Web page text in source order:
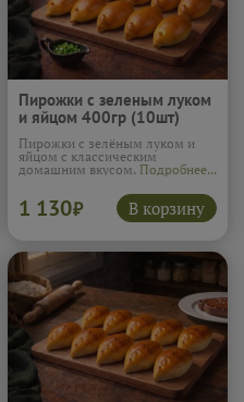
Пирожки с зеленым луком
и яйцом 400гр (10шт)
Пирожки с зелёным луком и
яйцом с классическим
домашним вкусом. Подробнее...
1 130₽ В корзину